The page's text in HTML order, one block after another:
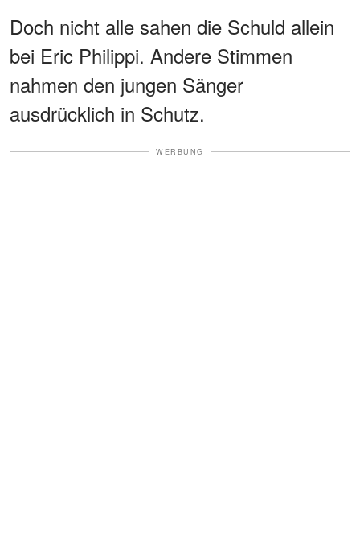
Doch nicht alle sahen die Schuld allein
bei Eric Philippi. Andere Stimmen
nahmen den jungen Sänger
ausdrücklich in Schutz.
WERBUNG